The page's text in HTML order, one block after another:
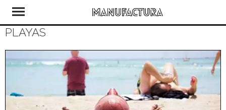
PLAYAS